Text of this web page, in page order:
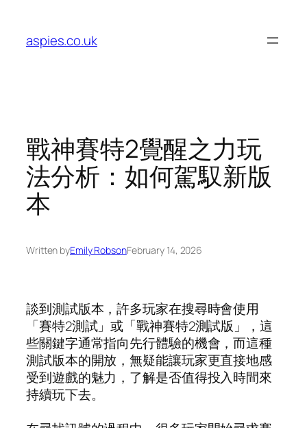
content
aspies.co.uk
戰神賽特2覺醒之力玩
法分析：如何駕馭新版
本
Written byEmily RobsonFebruary 14, 2026
談到測試版本，許多玩家在搜尋時會使用
「賽特2測試」或「戰神賽特2測試版」，這
些關鍵字通常指向先行體驗的機會，而這種
測試版本的開放，無疑能讓玩家更直接地感
受到遊戲的魅力，了解是否值得投入時間來
持續玩下去。